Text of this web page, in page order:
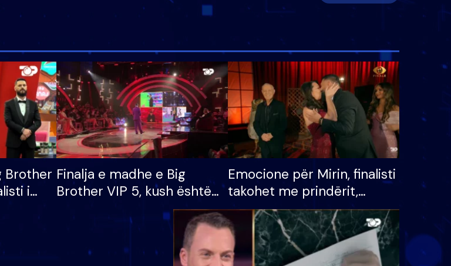
Brother
i
Finalja e madhe e Big
Brother VIP 5, kush është
banori i parë që lë shtëpinë
dhe humb mundësinë për
të fituar çmimin e madh
Emocione për Mirin, finalisti
takohet me prindërit,
vajzën dhe bashkëshorten:
S’kemi ndonjë letër divorci
apo jo?